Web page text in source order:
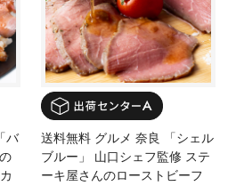
バ
送料無料 グルメ 奈良 「シェル
ブルー」 山口シェフ監修 ステ
ーキ屋さんのローストビーフ